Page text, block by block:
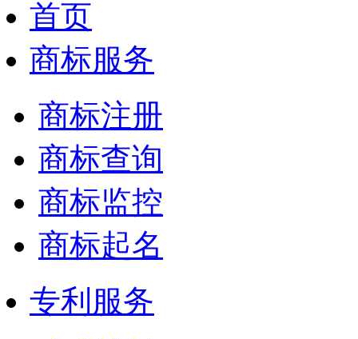
首页
商标服务
商标注册
商标查询
商标监控
商标起名
专利服务